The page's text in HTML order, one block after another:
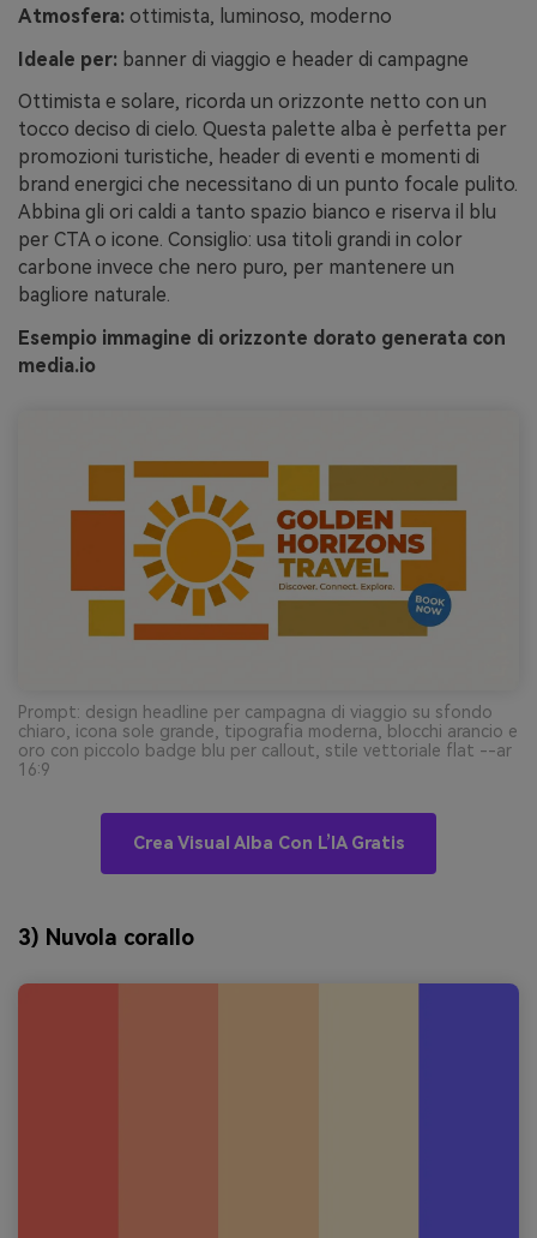
Atmosfera: ottimista, luminoso, moderno
Ideale per: banner di viaggio e header di campagne
Ottimista e solare, ricorda un orizzonte netto con un
tocco deciso di cielo. Questa palette alba è perfetta per
promozioni turistiche, header di eventi e momenti di
brand energici che necessitano di un punto focale pulito.
Abbina gli ori caldi a tanto spazio bianco e riserva il blu
per CTA o icone. Consiglio: usa titoli grandi in color
carbone invece che nero puro, per mantenere un
bagliore naturale.
Esempio immagine di orizzonte dorato generata con
media.io
Prompt: design headline per campagna di viaggio su sfondo
chiaro, icona sole grande, tipografia moderna, blocchi arancio e
oro con piccolo badge blu per callout, stile vettoriale flat --ar
16:9
Crea Visual Alba Con L’IA Gratis
3) Nuvola corallo